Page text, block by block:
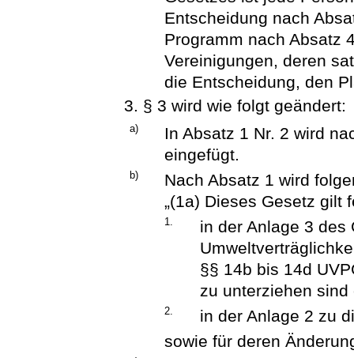
Entscheidung nach
Programm nach Absatz
Vereinigungen, deren
die Entscheidung, den
3. § 3 wird wie folgt geändert:
a)
In Absatz 1 Nr. 2 wird
eingefügt.
b)
Nach Absatz 1 wird
„(1a) Dieses Gesetz gilt
1.
in der Anlage 3 des
§§ 14b bis 14d
zu unterziehen sind
2.
in der Anlage 2 zu
sowie für deren